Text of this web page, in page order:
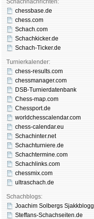
Schachnachrichten:
chessbase.de
chess.com
Schach.com
Schachkicker.de
Schach-Ticker.de
Turnierkalender:
chess-results.com
chessmanager.com
DSB-Turnierdatenbank
Chess-map.com
Chessport.de
worldchesscalendar.com
chess-calendar.eu
Schachinter.net
Schachturniere.de
Schachtermine.com
Schachlinks.com
chessmix.com
ultraschach.de
Schachblogs:
Joachim Solbergs Sjakkblogg
Steffans-Schachseiten.de